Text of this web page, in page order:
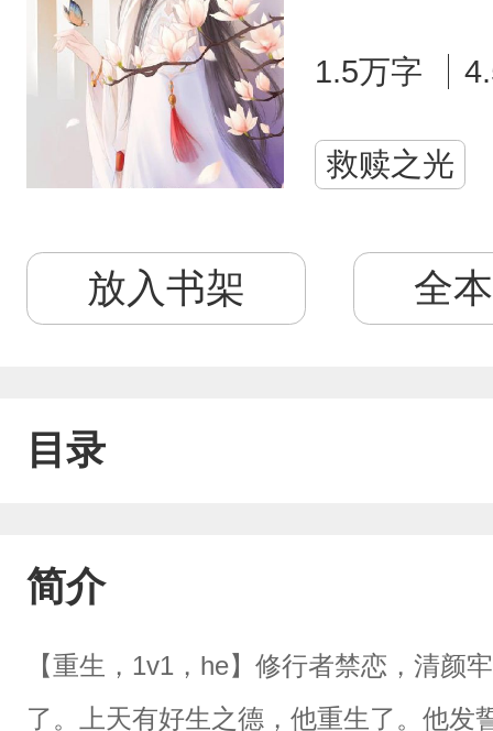
1.5万字
救赎之光
放入书架 全
目录
简介
【重生，1v1，he】修行者禁恋，清颜
了。上天有好生之德，他重生了。他发